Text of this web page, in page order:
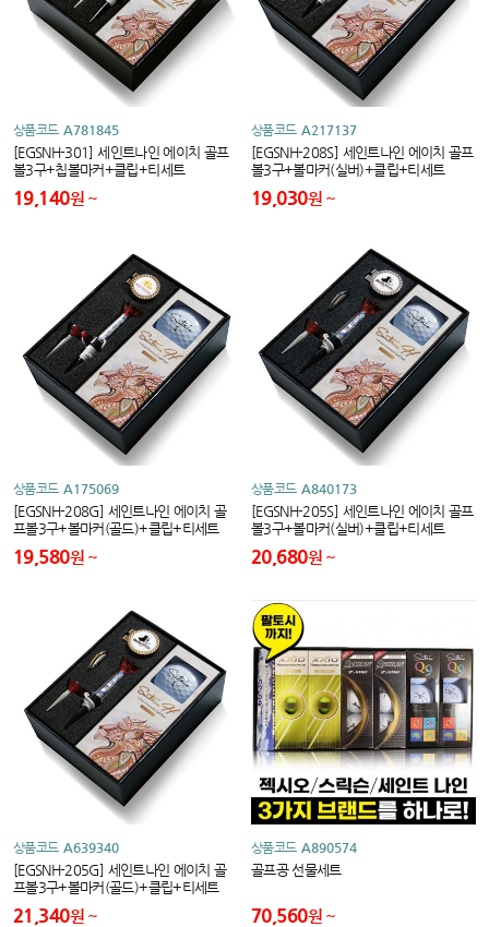
상품코드 A781845
[EGSNH-301] 세인트나인 에이치 골프
볼3구+칩볼마커+클립+티세트
19,140원
상품코드 A217137
[EGSNH-208S] 세인트나인 에이치 골프
볼3구+볼마커(실버)+클립+티세트
19,030원
상품코드 A175069
[EGSNH-208G] 세인트나인 에이치 골
프볼3구+볼마커(골드)+클립+티세트
19,580원
상품코드 A840173
[EGSNH-205S] 세인트나인 에이치 골프
볼3구+볼마커(실버)+클립+티세트
20,680원
상품코드 A639340
[EGSNH-205G] 세인트나인 에이치 골
프볼3구+볼마커(골드)+클립+티세트
21,340원
상품코드 A890574
골프공 선물세트
70,560원